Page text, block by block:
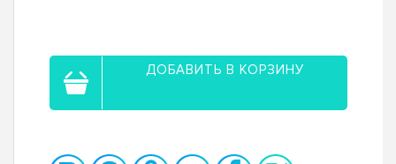
ДОБАВИТЬ В КОРЗИНУ